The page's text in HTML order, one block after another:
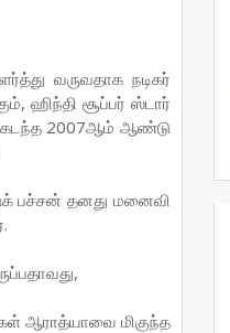
வருவதாக நடிகர்
ஹிந்தி சூப்பர் ஸ்டார்
கடந்த 2007ஆம் ஆண்டு
பச்சன் தனது மனைவி
ஆராத்யாவை மிகுந்த